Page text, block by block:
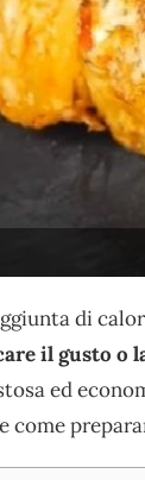
di
il gusto o
ed
come